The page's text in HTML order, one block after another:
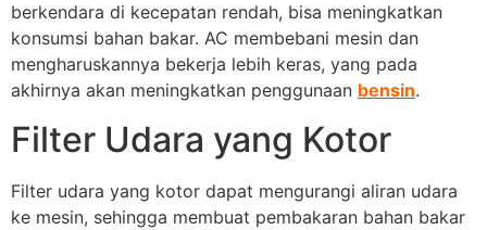
berkendara di kecepatan rendah, bisa meningkatkan
konsumsi bahan bakar. AC membebani mesin dan
mengharuskannya bekerja lebih keras, yang pada
akhirnya akan meningkatkan penggunaan bensin.
Filter Udara yang Kotor
Filter udara yang kotor dapat mengurangi aliran udara
ke mesin, sehingga membuat pembakaran bahan bakar